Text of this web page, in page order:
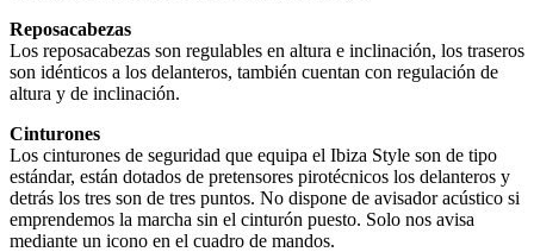
Reposacabezas
Los reposacabezas son regulables en altura e inclinación, los traseros
son idénticos a los delanteros, también cuentan con regulación de
altura y de inclinación.
Cinturones
Los cinturones de seguridad que equipa el Ibiza Style son de tipo
estándar, están dotados de pretensores pirotécnicos los delanteros y
detrás los tres son de tres puntos. No dispone de avisador acústico si
emprendemos la marcha sin el cinturón puesto. Solo nos avisa
mediante un icono en el cuadro de mandos.